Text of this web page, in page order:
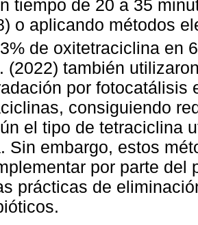
tiempo de 20 a 35
o aplicando métodos
de oxitetraciclina en
(2022) también
por fotocatálisis
consiguiendo
el tipo de tetraciclina
Sin embargo, estos
por parte del
prácticas de